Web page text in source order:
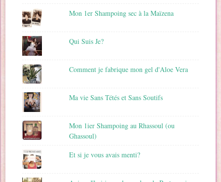
Mon 1er Shampoing sec à la Maïzena
Qui Suis Je?
Comment je fabrique mon gel d'Aloe Vera
Ma vie Sans Tétés et Sans Soutifs
Mon 1ier Shampoing au Rhassoul (ou
Ghassoul)
Et si je vous avais menti?